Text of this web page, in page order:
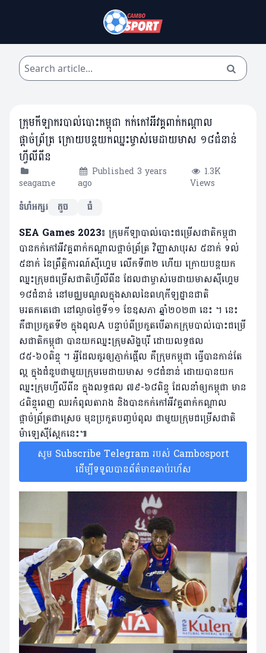
ក្រុមកីឡាករបាល់បោះកម្ពុជា កក់កៅអីវគ្គពាក់កណ្ដាល
ផ្ដាច់ព្រ័ត្រ ក្រោយបន្ដយកឈ្នះម្ចាស់មេដាយមាស ១៨ជំនាន់
ហ្វីលីពីន
seagame
Published 3 years
ago
1.3K
Views
ទំហំអក្សរ
តូច ធំ
SEA Games 2023៖ ក្រុមកីឡាបាល់បោះជម្រើសជាតិកម្ពុជា
បានកក់កៅអីវគ្គពាក់កណ្ដាលផ្ដាច់ព្រ័ត្រ វិញ្ញាសាបុរស ៥នាក់ ទល់
៥នាក់ នៃព្រឹត្តិការណ៍ស៊ីហ្គេម លើកទី៣២ ហើយ ក្រោយបន្ដយក
ឈ្នះក្រុមជម្រើសជាតិហ្វីលីពីន ដែលជាម្ចាស់មេដាយមាសស៊ីហ្គេម
១៨ជំនាន់ នៅមជ្ឈមណ្ឌលក្នុងសាលនៃពហុកីឡដ្ឋានជាតិ
មរតកតេជោ នៅល្ងាចថ្ងៃទី១១ ខែឧសភា ឆ្នាំ២០២៣ នេះ ។ នេះ
គឺជាប្រកួតទី២ ក្នុងពូលA បន្ទាប់ពីប្រកួតបើឆាកក្រុមបាល់បោះជម្រើ
សជាតិកម្ពុជា បានយកឈ្នះក្រុមសិង្ហបុរី ដោយលទ្ធផល
៨៥-៦០ពិន្ទុ ។ អ្វីដែលគួរឲ្យភ្ញាក់ផ្អើល គឺក្រុមកម្ពុជា ធ្វើបានកាន់តែ
ល្អ ក្នុងជំនួបជាមួយក្រុមមេដាយមាស ១៨ជំនាន់ ដោយបានយក
ឈ្នះក្រុមហ្វីលីពីន ក្នុងលទ្ធផល ៧៩-៦៨ពិន្ទុ ដែលនាំឲ្យកម្ពុជា មាន
៤ពិន្ទុពេញ ឈរកំពូលតារាង និងបានកក់កៅអីវគ្គពាក់កណ្ដាល
ផ្ដាច់ព្រ័ត្រជាស្រេច មុនប្រកួតបញ្ចប់ពូល ជាមួយក្រុមជម្រើសជាតិ
ម៉ាឡេស៊ីស្អែកនេះ៕
សូម Subscribe Telegram របស់ Cambosport
ដើម្បីទទួលបានព័ត៌មានឆាប់រហ័ស